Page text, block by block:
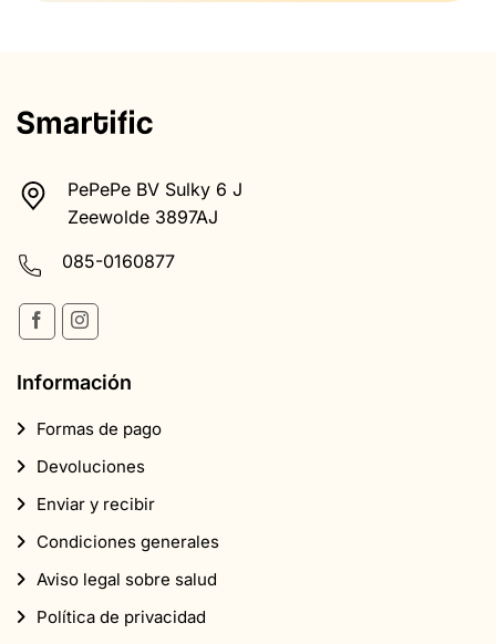
Información
Devoluciones
Enviar y recibir
Condiciones generales
Aviso legal sobre salud
Política de privacidad
Procedimiento de reclamaciones
Trufas mágicas
Kits de cultivo de setas alucinógenas
Calculadora de dosis de setas alucinógenas
Instrucciones del kit de cultivo